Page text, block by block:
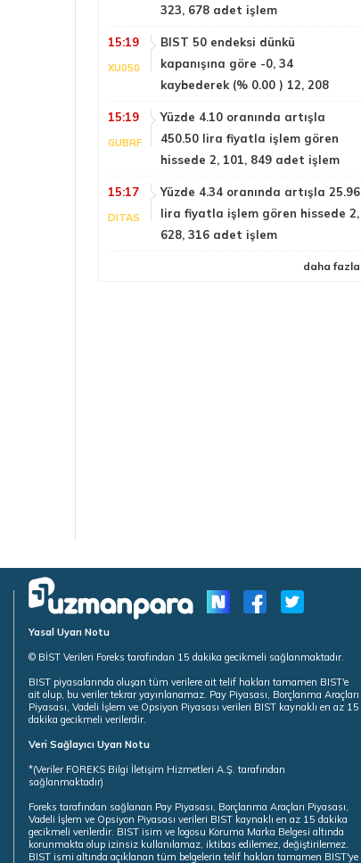
323, 678 adet işlem
15:19
XU050
BIST 50 endeksi dünkü
kapanışına göre -0, 34
kaybederek (% 0.00 ) 12, 208
15:19
GUBRF
Yüzde 4.10 oranında artışla
450.50 lira fiyatla işlem gören
hissede 2, 101, 849 adet işlem
15:17
DITAS
Yüzde 4.34 oranında artışla 25.96
lira fiyatla işlem gören hissede 2,
628, 316 adet işlem
daha fazla
Yasal Uyarı Notu
© BİST Verileri Foreks tarafından 15 dakika gecikmeli sağlanmaktadır.
BIST piyasalarında oluşan tüm verilere ait telif hakları tamamen BIST'e
ait olup, bu veriler tekrar yayınlanamaz. Pay Piyasası, Borçlanma Araçları
Piyasası, Vadeli İşlem ve Opsiyon Piyasası verileri BIST kaynaklı en az 15
dakika gecikmeli verilerdir.
Veri Sağlayıcı Uyarı Notu
*(Veriler FOREKS Bilgi İletişim Hizmetleri A.Ş. tarafından
sağlanmaktadır)
Foreks tarafından sağlanan Pay Piyasası, Borçlanma Araçları Piyasası,
Vadeli İşlem ve Opsiyon Piyasası verileri BIST kaynaklı en az 15 dakika
gecikmeli verilerdir. BIST isim ve logosu Koruma Marka Belgesi altında
korunmakta olup izinsiz kullanılamaz, iktibas edilemez, değiştirilemez.
BIST ismi altında açıklanan tüm belgelerin telif hakları tamamen BIST'ye